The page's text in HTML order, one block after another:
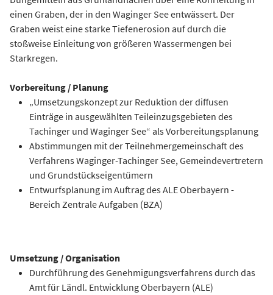
einen Graben, der in den Waginger See entwässert. Der
Graben weist eine starke Tiefenerosion auf durch die
stoßweise Einleitung von größeren Wassermengen bei
Starkregen.
Vorbereitung / Planung
„Umsetzungskonzept zur Reduktion der diffusen
Einträge in ausgewählten Teileinzugsgebieten des
Tachinger und Waginger See“ als Vorbereitungsplanung
Abstimmungen mit der Teilnehmergemeinschaft des
Verfahrens Waginger-Tachinger See, Gemeindevertretern
und Grundstückseigentümern
Entwurfsplanung im Auftrag des ALE Oberbayern -
Bereich Zentrale Aufgaben (BZA)
Umsetzung / Organisation
Durchführung des Genehmigungsverfahrens durch das
Amt für Ländl. Entwicklung Oberbayern (ALE)